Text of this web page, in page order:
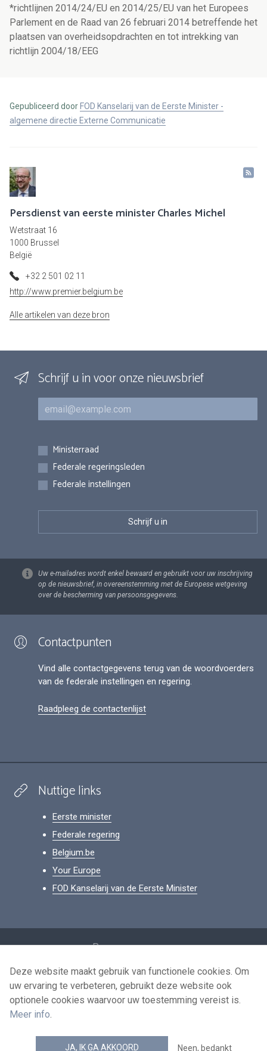
*richtlijnen 2014/24/EU en 2014/25/EU van het Europees
Parlement en de Raad van 26 februari 2014 betreffende het
plaatsen van overheidsopdrachten en tot intrekking van
richtlijn 2004/18/EEG
Gepubliceerd door FOD Kanselarij van de Eerste Minister -
algemene directie Externe Communicatie
Persdienst van eerste minister Charles Michel
Wetstraat 16
1000 Brussel
België
+32 2 501 02 11
http://www.premier.belgium.be
Alle artikelen van deze bron
Schrijf u in voor onze nieuwsbrief
E-mail
Inschrijvingen
Ministerraad
Federale regeringsleden
Federale instellingen
Uw e-mailadres wordt enkel bewaard en gebruikt voor uw inschrijving
op de nieuwsbrief, in overeenstemming met de Europese wetgeving
over de bescherming van persoonsgegevens.
Contactpunten
Vind alle contactgegevens terug van de woordvoerders
van de federale instellingen en regering.
Raadpleeg de contactenlijst
Nuttige links
Eerste minister
Federale regering
Belgium.be
Your Europe
FOD Kanselarij van de Eerste Minister
Persoonsgegevens
Voorwaarden voor het hergebruik
Contacteer ons
news.belgium RSS feed
Deze website maakt gebruik van functionele cookies. Om
uw ervaring te verbeteren, gebruikt deze website ook
optionele cookies waarvoor uw toestemming vereist is.
Meer info.
JA, IK GA AKKOORD Neen, bedankt